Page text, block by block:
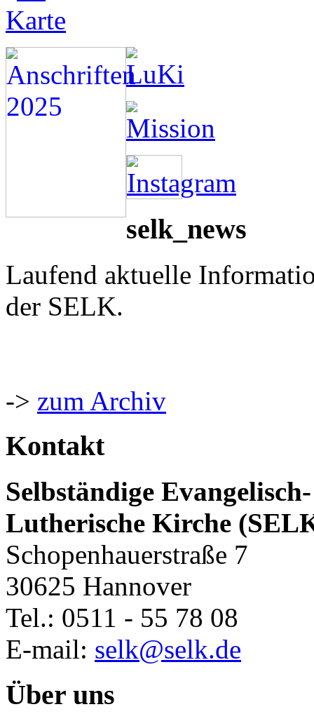
selk_news
Laufend aktuelle
der SELK.
-> zum Archiv
Kontakt
Selbständige Evangelisch-
Lutherische Kirche
Schopenhauerstraße 7
30625 Hannover
Tel.: 0511 - 55 78 08
E-mail: selk@selk.de
Über uns